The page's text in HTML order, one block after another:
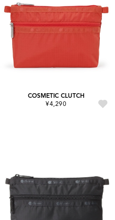
COSMETIC CLUTCH
¥4,290